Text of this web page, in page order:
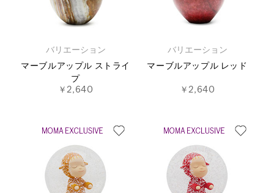
バリエーション
マーブルアップル ストライ
プ
￥2,640
バリエーション
マーブルアップル レッド
￥2,640